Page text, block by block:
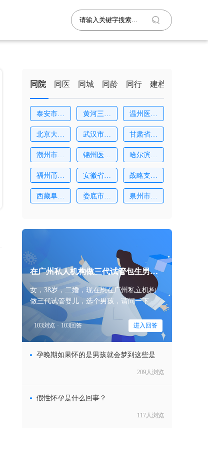
同院 同医 同城 同龄 同行 建档
泰安市中
心
黄河三门
峡
温州医科
大
北京大学
深
武汉市妇
女
甘肃省妇
幼
潮州市中
心
锦州医科
大
哈尔滨市
红
福州莆田
学
安徽省妇
幼
战略支援
部
西藏阜康
娄底市中
泉州市中
在广州私人机构做三代试管包生男孩
女，38岁，二婚，现在想在广州私立机构
做三代试管婴儿，选个男孩，请问一下大
家，在广州私人机构做三代试管包生男孩
价格一般多少钱？
103浏览 · 103回答 进入回答
孕晚期如果怀的是男孩就会梦到这些是
209人浏览
假性怀孕是什么回事？
117人浏览